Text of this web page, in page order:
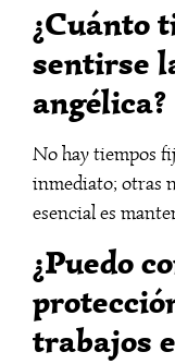
¿Cuánto
sentirse
angélica?
No hay tiempos
inmediato; otras
esencial es
¿Puedo
trabajos